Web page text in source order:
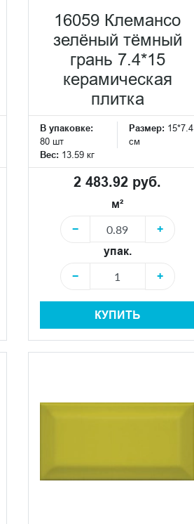
16059 Клемансо
зелёный тёмный
грань 7.4*15
керамическая
плитка
В упаковке:
80 шт
Размер: 15*7.4
см
Вес: 13.59 кг
2 483.92 руб.
м²
−
+
упак.
−
+
КУПИТЬ